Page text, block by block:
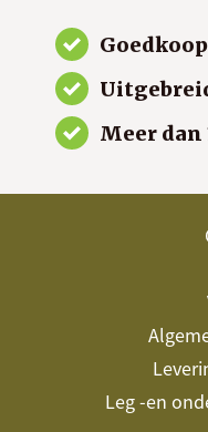
Meer dan
Leg -en